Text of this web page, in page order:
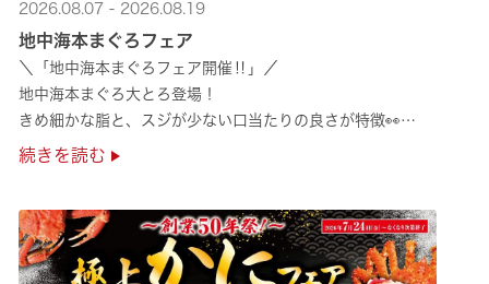
2026.08.07 - 2026.08.19
地中海本まぐろフェア
＼「地中海本まぐろフェア開催‼」／
地中海本まぐろ大とろ登場！
きめ細かな脂と、スジが少ない口当たりの良さが特徴👀
さらに、鹿児島で育った高級魚【鹿児島県産活〆かんぱち】など
続きを読む